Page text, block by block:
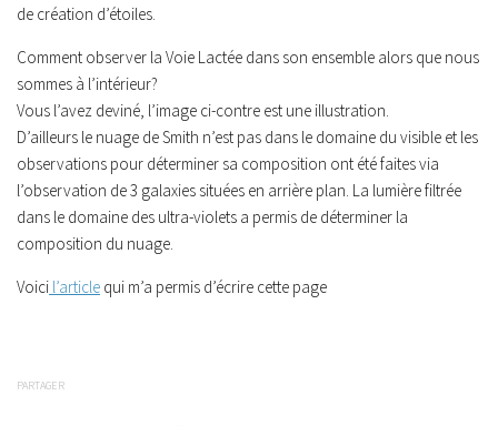
de création d’étoiles.
Comment observer la Voie Lactée dans son ensemble alors que nous
sommes à l’intérieur?
Vous l’avez deviné, l’image ci-contre est une illustration.
D’ailleurs le nuage de Smith n’est pas dans le domaine du visible et les
observations pour déterminer sa composition ont été faites via
l’observation de 3 galaxies situées en arrière plan. La lumière filtrée
dans le domaine des ultra-violets a permis de déterminer la
composition du nuage.
Voici l’article qui m’a permis d’écrire cette page
PARTAGER